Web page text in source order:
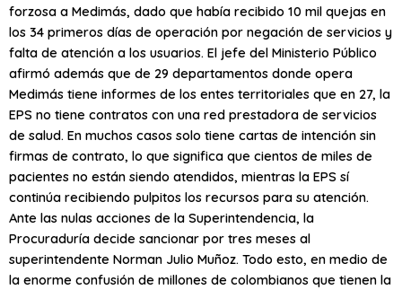
forzosa a Medimás, dado que había recibido 10 mil quejas en
los 34 primeros días de operación por negación de servicios y
falta de atención a los usuarios. El jefe del Ministerio Público
afirmó además que de 29 departamentos donde opera
Medimás tiene informes de los entes territoriales que en 27, la
EPS no tiene contratos con una red prestadora de servicios
de salud. En muchos casos solo tiene cartas de intención sin
firmas de contrato, lo que significa que cientos de miles de
pacientes no están siendo atendidos, mientras la EPS sí
continúa recibiendo pulpitos los recursos para su atención.
Ante las nulas acciones de la Superintendencia, la
Procuraduría decide sancionar por tres meses al
superintendente Norman Julio Muñoz. Todo esto, en medio de
la enorme confusión de millones de colombianos que tienen la